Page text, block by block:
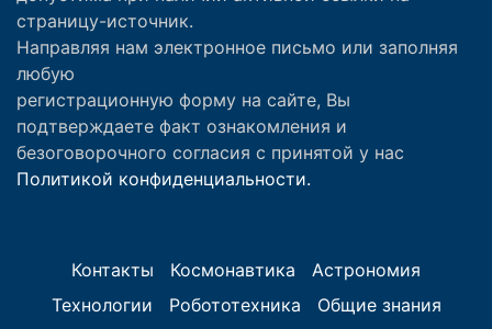
страницу-источник.
Направляя нам электронное письмо или заполняя
любую
регистрационную форму на сайте, Вы
подтверждаете факт ознакомления и
безоговорочного согласия с принятой у нас
Политикой конфиденциальности.
Контакты Космонавтика
Астрономия
Технологии
Робототехника
Общие знания